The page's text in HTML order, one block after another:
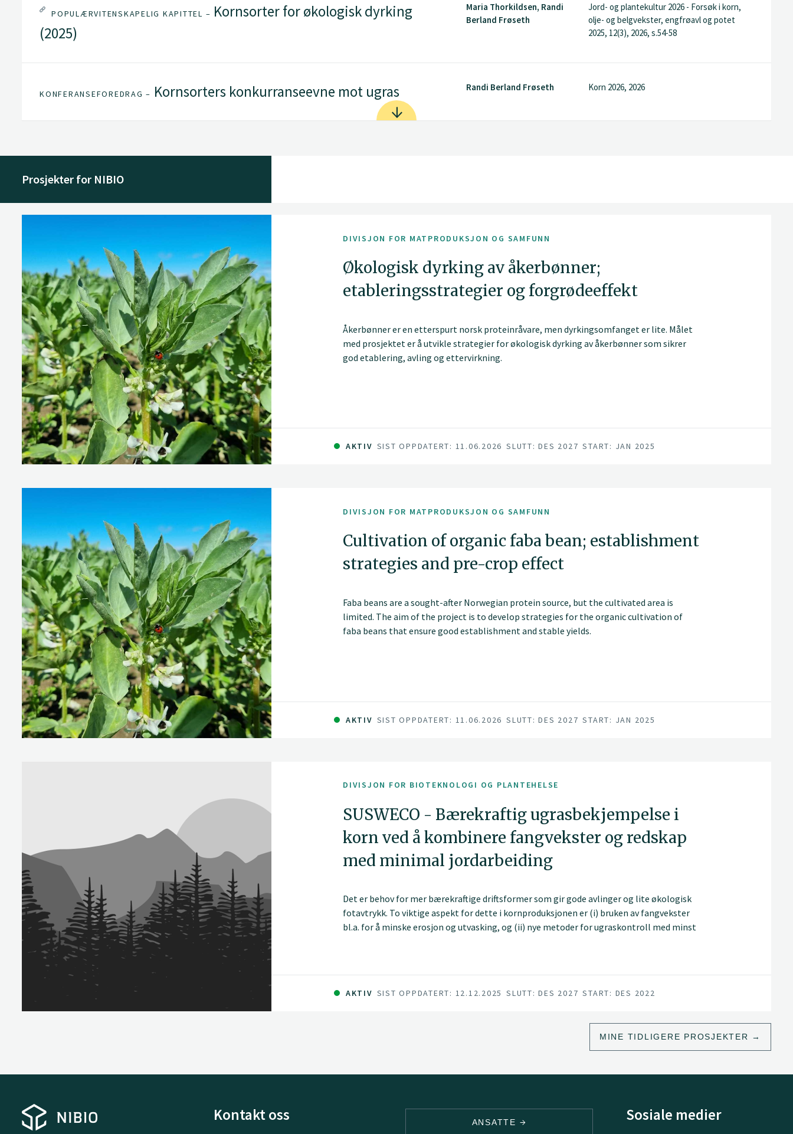
POPULÆRVITENSKAPELIG KAPITTEL – Kornsorter for økologisk dyrking
(2025)
Maria Thorkildsen, Randi
Berland Frøseth
Jord- og plantekultur 2026 - Forsøk i korn,
olje- og belgvekster, engfrøavl og potet
2025, 12(3), 2026, s.54-58
KONFERANSEFOREDRAG – Kornsorters konkurranseevne mot ugras Randi Berland Frøseth Korn 2026, 2026
Prosjekter for NIBIO
DIVISJON FOR MATPRODUKSJON OG SAMFUNN
Økologisk dyrking av åkerbønner;
etableringsstrategier og forgrødeeffekt
Åkerbønner er en etterspurt norsk proteinråvare, men dyrkingsomfanget er lite. Målet
med prosjektet er å utvikle strategier for økologisk dyrking av åkerbønner som sikrer
god etablering, avling og ettervirkning.
AKTIV SIST OPPDATERT: 11.06.2026 SLUTT: DES 2027 START: JAN 2025
DIVISJON FOR MATPRODUKSJON OG SAMFUNN
Cultivation of organic faba bean; establishment
strategies and pre-crop effect
Faba beans are a sought-after Norwegian protein source, but the cultivated area is
limited. The aim of the project is to develop strategies for the organic cultivation of
faba beans that ensure good establishment and stable yields.
AKTIV SIST OPPDATERT: 11.06.2026 SLUTT: DES 2027 START: JAN 2025
DIVISJON FOR BIOTEKNOLOGI OG PLANTEHELSE
SUSWECO - Bærekraftig ugrasbekjempelse i
korn ved å kombinere fangvekster og redskap
med minimal jordarbeiding
Det er behov for mer bærekraftige driftsformer som gir gode avlinger og lite økologisk
fotavtrykk. To viktige aspekt for dette i kornproduksjonen er (i) bruken av fangvekster
bl.a. for å minske erosjon og utvasking, og (ii) nye metoder for ugraskontroll med minst
AKTIV SIST OPPDATERT: 12.12.2025 SLUTT: DES 2027 START: DES 2022
MINE TIDLIGERE PROSJEKTER
Kontakt oss ANSATTE Sosiale medier